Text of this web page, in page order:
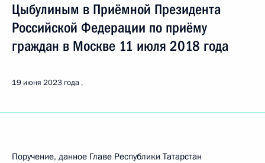
Цыбулиным в Приёмной Президента
Российской Федерации по приёму
граждан в Москве 11 июля 2018 года
19 июня 2023 года
Поручение, данное Главе Республики Татарстан